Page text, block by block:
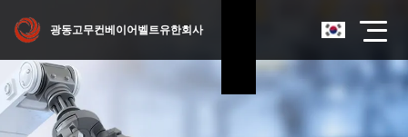
광동고무컨베이어벨트유한회사